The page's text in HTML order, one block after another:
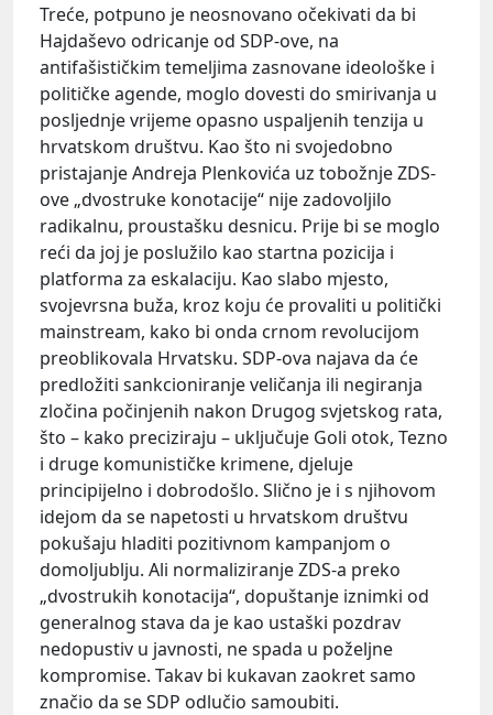
Treće, potpuno je neosnovano očekivati da bi
Hajdaševo odricanje od SDP-ove, na
antifašističkim temeljima zasnovane ideološke i
političke agende, moglo dovesti do smirivanja u
posljednje vrijeme opasno uspaljenih tenzija u
hrvatskom društvu. Kao što ni svojedobno
pristajanje Andreja Plenkovića uz tobožnje ZDS-
ove „dvostruke konotacije“ nije zadovoljilo
radikalnu, proustašku desnicu. Prije bi se moglo
reći da joj je poslužilo kao startna pozicija i
platforma za eskalaciju. Kao slabo mjesto,
svojevrsna buža, kroz koju će provaliti u politički
mainstream, kako bi onda crnom revolucijom
preoblikovala Hrvatsku. SDP-ova najava da će
predložiti sankcioniranje veličanja ili negiranja
zločina počinjenih nakon Drugog svjetskog rata,
što – kako preciziraju – uključuje Goli otok, Tezno
i druge komunističke krimene, djeluje
principijelno i dobrodošlo. Slično je i s njihovom
idejom da se napetosti u hrvatskom društvu
pokušaju hladiti pozitivnom kampanjom o
domoljublju. Ali normaliziranje ZDS-a preko
„dvostrukih konotacija“, dopuštanje iznimki od
generalnog stava da je kao ustaški pozdrav
nedopustiv u javnosti, ne spada u poželjne
kompromise. Takav bi kukavan zaokret samo
značio da se SDP odlučio samoubiti.